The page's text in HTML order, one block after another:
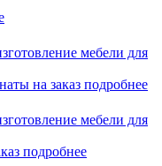
на заказ подробнее
подробнее